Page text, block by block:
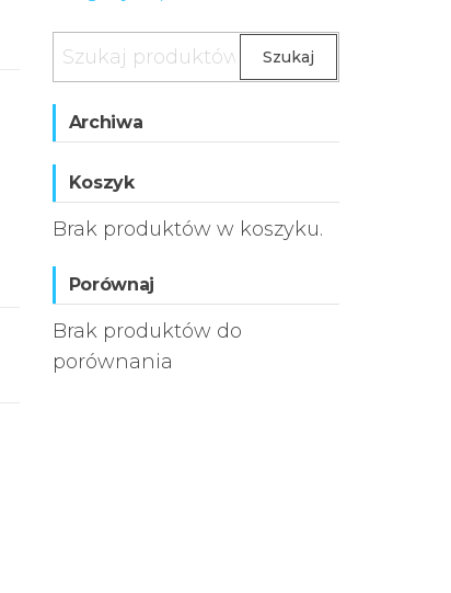
Szukaj
Archiwa
Koszyk
Brak produktów w koszyku.
Porównaj
Brak produktów do
porównania